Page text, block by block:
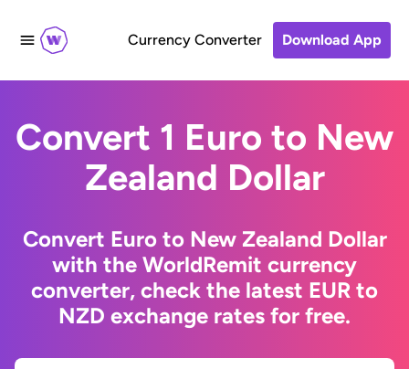
Currency Converter Download App
Convert 1 Euro to New
Zealand Dollar
Convert Euro to New Zealand Dollar
with the WorldRemit currency
converter, check the latest EUR to
NZD exchange rates for free.